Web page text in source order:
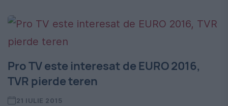
Pro TV este interesat de EURO 2016,
TVR pierde teren
21 IULIE 2015